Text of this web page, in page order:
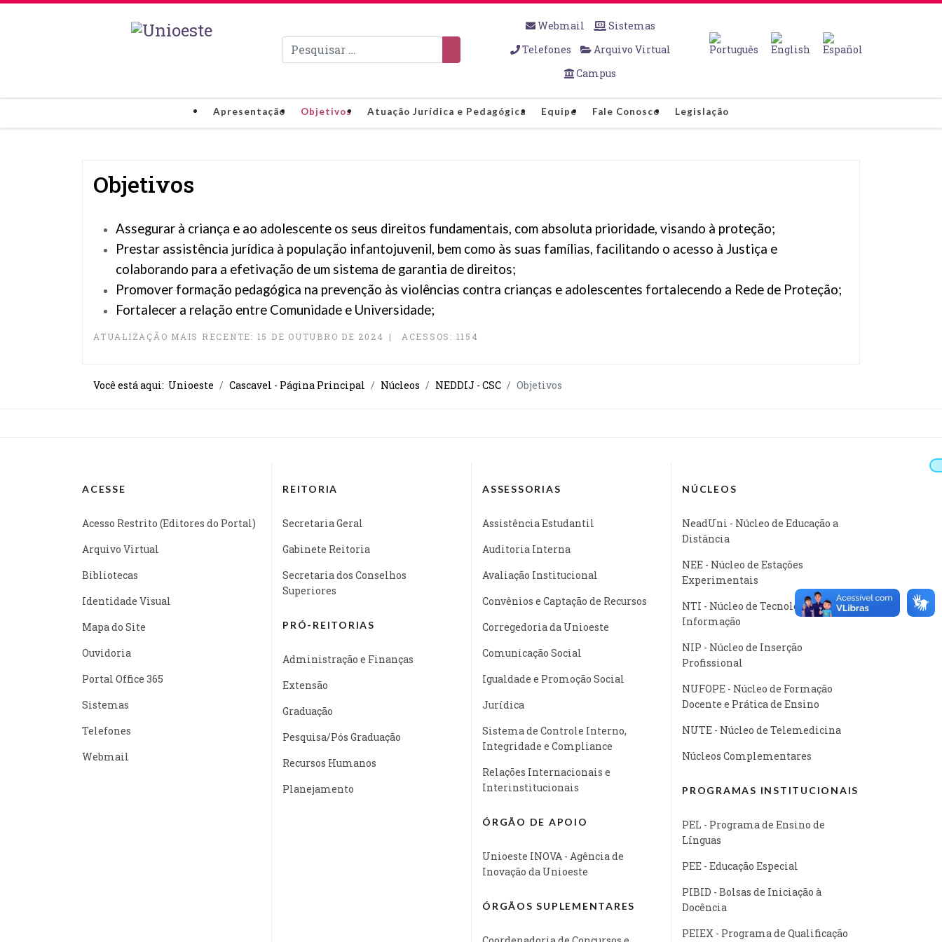
Pesquisar
Webmail
Sistemas
Telefones
Arquivo Virtual
Campus
Apresentação Objetivos Atuação Jurídica e Pedagógica Equipe Fale Conosco Legislação
Objetivos
Assegurar à criança e ao adolescente os seus direitos fundamentais, com absoluta prioridade, visando à proteção;
Prestar assistência jurídica à população infantojuvenil, bem como às suas famílias, facilitando o acesso à Justiça e
colaborando para a efetivação de um sistema de garantia de direitos;
Promover formação pedagógica na prevenção às violências contra crianças e adolescentes fortalecendo a Rede de Proteção;
Fortalecer a relação entre Comunidade e Universidade;
ATUALIZAÇÃO MAIS RECENTE: 15 DE OUTUBRO DE 2024 ACESSOS: 1154
Você está aqui: Unioeste Cascavel - Página Principal Núcleos NEDDIJ - CSC Objetivos
ACESSE
Acesso Restrito (Editores do Portal)
Arquivo Virtual
Bibliotecas
Identidade Visual
Mapa do Site
Ouvidoria
Portal Office 365
Sistemas
Telefones
Webmail
REITORIA
Secretaria Geral
Gabinete Reitoria
Secretaria dos Conselhos
Superiores
PRÓ-REITORIAS
Administração e Finanças
Extensão
Graduação
Pesquisa/Pós Graduação
Recursos Humanos
Planejamento
ASSESSORIAS
Assistência Estudantil
Auditoria Interna
Avaliação Institucional
Convênios e Captação de Recursos
Corregedoria da Unioeste
Comunicação Social
Igualdade e Promoção Social
Jurídica
Sistema de Controle Interno,
Integridade e Compliance
Relações Internacionais e
Interinstitucionais
ÓRGÃO DE APOIO
Unioeste INOVA - Agência de
Inovação da Unioeste
ÓRGÃOS SUPLEMENTARES
NÚCLEOS
NeadUni - Núcleo de Educação a
Distância
NEE - Núcleo de Estações
Experimentais
NTI - Núcleo de Tecnologia da
Informação
NIP - Núcleo de Inserção
Profissional
NUFOPE - Núcleo de Formação
Docente e Prática de Ensino
NUTE - Núcleo de Telemedicina
Núcleos Complementares
PROGRAMAS INSTITUCIONAIS
PEL - Programa de Ensino de
Línguas
PEE - Educação Especial
PIBID - Bolsas de Iniciação à
Docência
PEIEX - Programa de Qualificação